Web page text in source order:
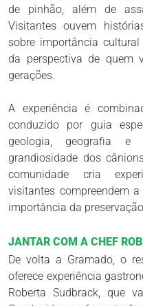
de pinhão, além de
Visitantes ouvem
sobre importância
da perspectiva de quem
gerações.
A experiência é
conduzido por guia
geologia, geografia e
grandiosidade dos
comunidade cria
visitantes compreendem
importância da
JANTAR COM A CHEF
De volta a Gramado, o
oferece experiência
Roberta Sudbrack, que